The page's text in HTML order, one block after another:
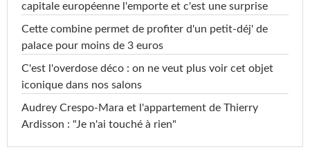
capitale européenne l'emporte et c'est une surprise
Cette combine permet de profiter d'un petit-déj' de
palace pour moins de 3 euros
C'est l'overdose déco : on ne veut plus voir cet objet
iconique dans nos salons
Audrey Crespo-Mara et l'appartement de Thierry
Ardisson : "Je n'ai touché à rien"